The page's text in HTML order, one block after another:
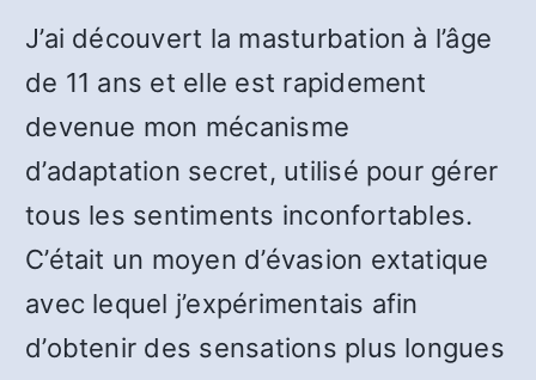
J’ai découvert la masturbation à l’âge
de 11 ans et elle est rapidement
devenue mon mécanisme
d’adaptation secret, utilisé pour gérer
tous les sentiments inconfortables.
C’était un moyen d’évasion extatique
avec lequel j’expérimentais afin
d’obtenir des sensations plus longues